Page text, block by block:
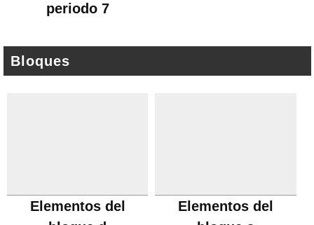
periodo 7
Bloques
Elementos del
Elementos del